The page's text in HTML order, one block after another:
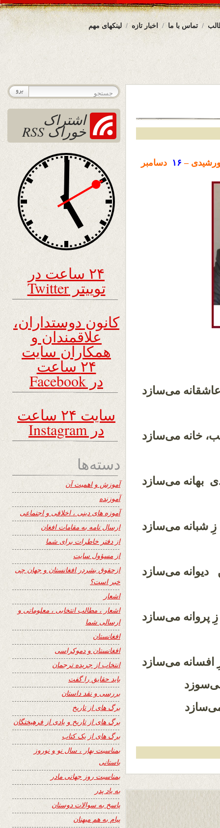
لینکهای مهم اخبار تازه تماس با ما
– ۱۶ دسامبر
می‌سازد
خانه می‌سازد
بهانه می‌سازد
زِ شبانه می‌سازد
می‌سازد
پروانه می‌سازد
افسانه می‌سازد
اشتراک
خوراک RSS
۲۴ ساعت در
توییتر Twitter
کانون دوستداران،
علاقمندان و
همکاران سایت
۲۴ ساعت
در Facebook
سایت ۲۴ ساعت
در Instagram
دسته‌ها
آموزش و اهمیت آن
آموزنده
آموزه های دینی ، اخلاقی و اجتماعی
ارسال نامه به مقامات افغان
از دفتر خاطرات برای شما
از مسؤول سایت
ازحقوق بشردر افغانستان و جهان چی
خبر است؟
اشعار
اشعار ، مطالب انتخابی ، معلوماتی و
ارسالی شما
افغانستان
افغانستان و دموکراسی
انتخاب از جریده ترجمان
باید حقایق را گفت
بررسی و نقد داستان
برگ های از تاریخ
برگ های از تاریخ و یادی از فرهیختگان
برگ های از یک کتاب
بمناسبت بهار ، سال نو و نوروز
باستانی
بمناسبت روز جهانی مادر
به یاد پدر
پاسخ به سوالات دوستان
پیام به هم میهنان